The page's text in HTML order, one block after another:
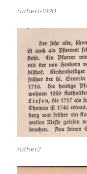
rüther1-1920
rüther2